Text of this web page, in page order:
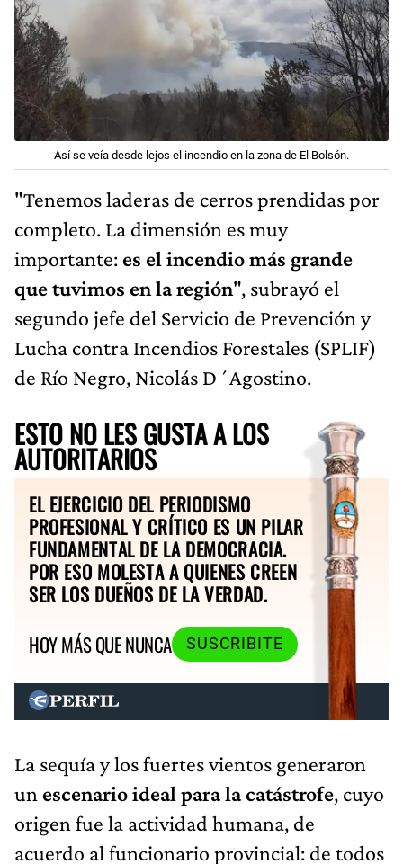
Así se veía desde lejos el incendio en la zona de El Bolsón.
"Tenemos laderas de cerros prendidas por
completo. La dimensión es muy
importante: es el incendio más grande
que tuvimos en la región", subrayó el
segundo jefe del Servicio de Prevención y
Lucha contra Incendios Forestales (SPLIF)
de Río Negro, Nicolás D´Agostino.
ESTO NO LES GUSTA A LOS
AUTORITARIOS
EL EJERCICIO DEL PERIODISMO
PROFESIONAL Y CRÍTICO ES UN PILAR
FUNDAMENTAL DE LA DEMOCRACIA.
POR ESO MOLESTA A QUIENES CREEN
SER LOS DUEÑOS DE LA VERDAD.
HOY MÁS QUE NUNCA
SUSCRIBITE
La sequía y los fuertes vientos generaron
un escenario ideal para la catástrofe, cuyo
origen fue la actividad humana, de
acuerdo al funcionario provincial: de todos